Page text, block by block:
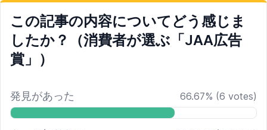
この記事の内容についてどう感じま
したか？（消費者が選ぶ「JAA広告
賞」）
発見があった 66.67% (6 votes)